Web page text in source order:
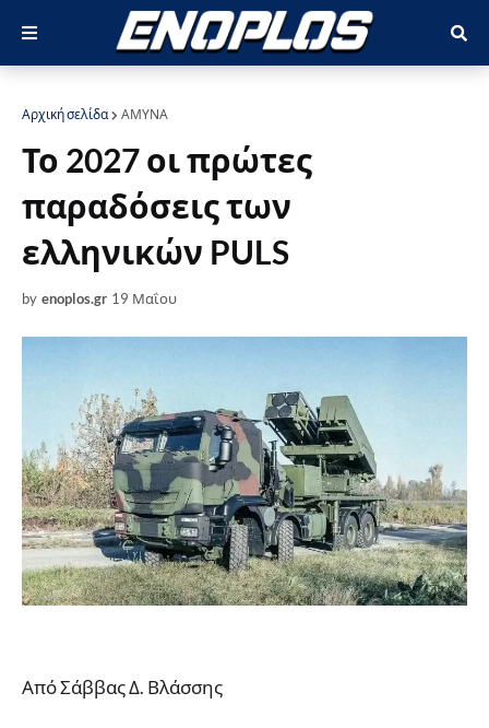
Αρχική σελίδα ΑΜΥΝΑ
Το 2027 οι πρώτες
παραδόσεις των
ελληνικών PULS
by enoplos.gr 19 Μαΐου
Από Σάββας Δ. Βλάσσης